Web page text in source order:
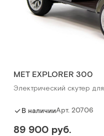
MET EXPLORER 300
Электрический скутер
В наличииАрт. 20706
89 900 руб.